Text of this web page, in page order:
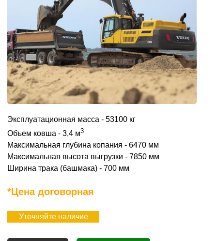
Эксплуатационная масса - 53100 кг
Объем ковша - 3,4 м3
Максимальная глубина копания - 6470 мм
Максимальная высота выгрузки - 7850 мм
Ширина трака (башмака) - 700 мм
*Цена договорная
Уточняйте наличие